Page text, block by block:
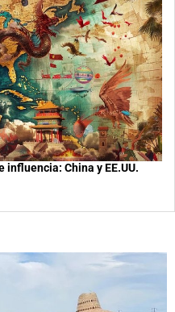
influencia: China y EE.UU.